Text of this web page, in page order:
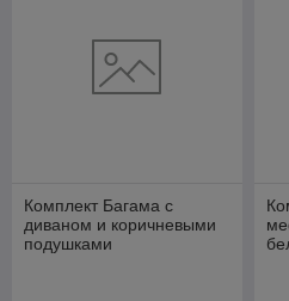
Комплект Багама с
диваном и коричневыми
подушками